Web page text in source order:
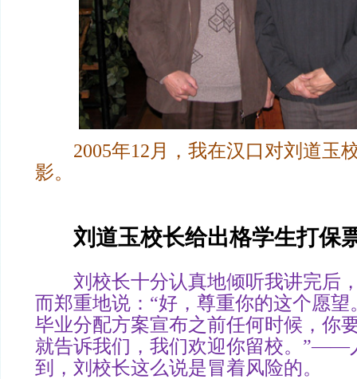
2005年12月，我在汉口对刘道玉
影。
刘道玉校长给出格学生打保
刘校长十分认真地倾听我讲完后
而郑重地说：“好，尊重你的这个愿
毕业分配方案宣布之前任何时候，你
就告诉我们，我们欢迎你留校。”——
到，刘校长这么说是冒着风险的。